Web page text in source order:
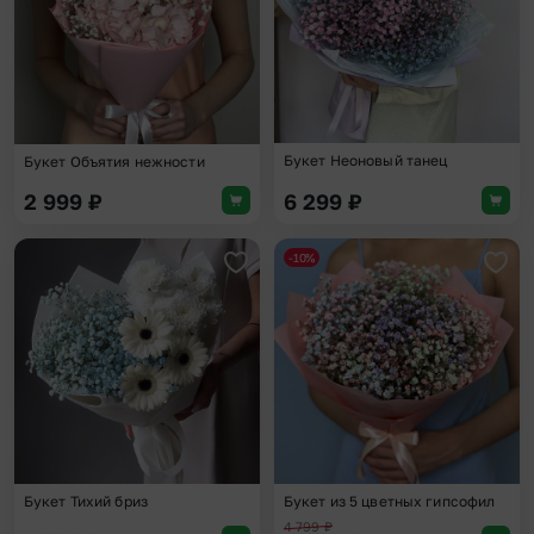
Букет Объятия нежности
2 999 ₽
Букет Неоновый танец
6 299 ₽
Добавить в избранное
Букет Тихий бриз
-10%
Букет из 5 цветных гипсофил
4 799₽